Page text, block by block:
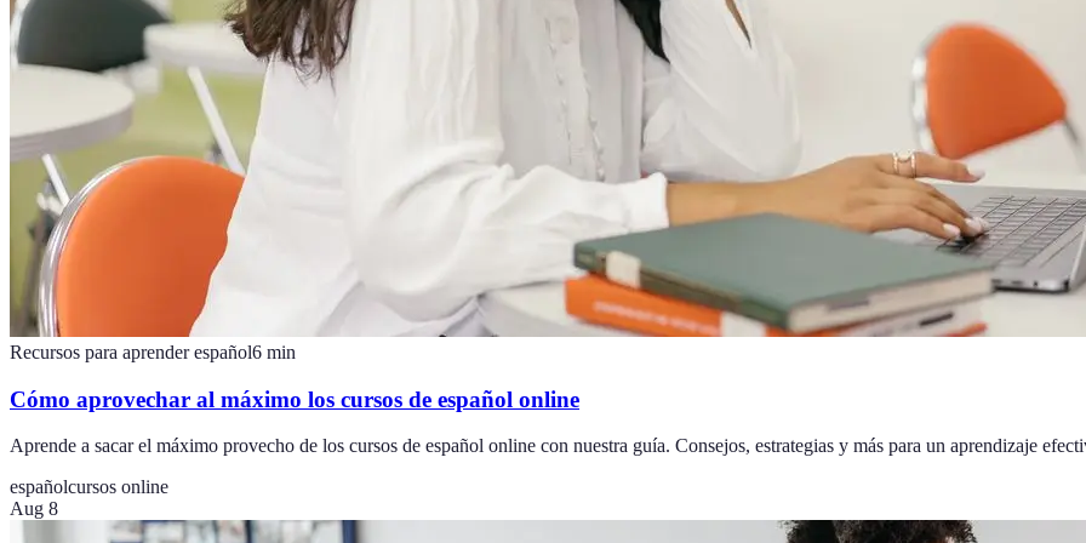
Recursos para aprender español6 min
Cómo aprovechar al máximo los cursos de español online
Aprende a sacar el máximo provecho de los cursos de español online con nuestra guía. Consejos, estrategias y más para un aprendizaje
españolcursos online
Aug 8